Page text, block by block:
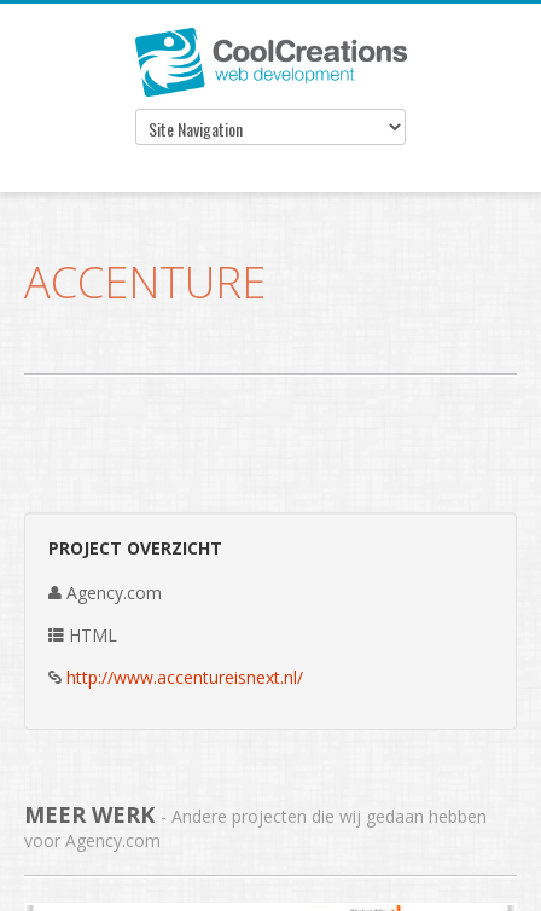
ACCENTURE
PROJECT OVERZICHT
Agency.com
HTML
http://www.accentureisnext.nl/
MEER WERK - Andere projecten die wij gedaan hebben
voor Agency.com